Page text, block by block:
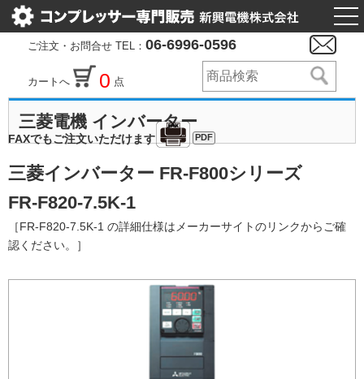
ご注文・お問合せ TEL： 06-6996-0596
カートへ 0 点
三菱電機 インバーター
FAXでもご注文いただけます PDF
三菱インバーター FR-F800シリーズ
FR-F820-7.5K-1
［FR-F820-7.5K-1 の詳細仕様はメーカーサイトのリンクからご確
認ください。］